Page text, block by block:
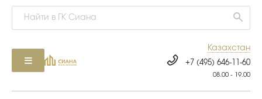
Казахстан
+7 (495) 646-11-60
08.00 - 19.00